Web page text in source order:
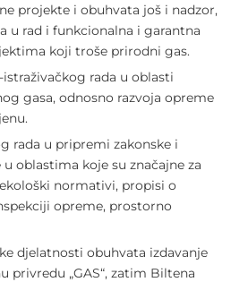
projekte i obuhvata još i nadzor,
u rad i funkcionalna i garantna
koji troše prirodni gas.
rada u oblasti
gasa, odnosno razvoja opreme
rada u pripremi zakonske i
oblastima koje su značajne za
normativi, propisi o
opreme, prostorno
djelatnosti obuhvata izdavanje
privredu „GAS“, zatim Biltena